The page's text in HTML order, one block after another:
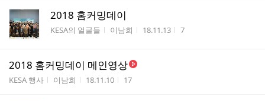
2018 홈커밍데이
게시판명
KESA의 얼굴들 작성자
이남희 작성시간
18.11.13 조회수
7
2018 홈커밍데이 메인영상
게시판명
KESA 행사 작성자
이남희 작성시간
18.11.10 조회수
17